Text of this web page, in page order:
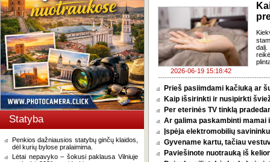
Statyba
Penkios dažniausios statybų ginčų klaidos,
dėl kurių bylose pralaimima.
Lėtai nepavyko – šokusi paklausa Vilniuje
2026-06-19 15:18:42
dalį.
Prieš pasiimdami kačiuką ar
Kaip išsirinkti ir nusipirkti
Per eterinės TV tinklą
Ar galima paskambinti mamai
Įspėja elektromobilių
Gyvename kartu, tačiau
Paviešinote nuotrauką iš